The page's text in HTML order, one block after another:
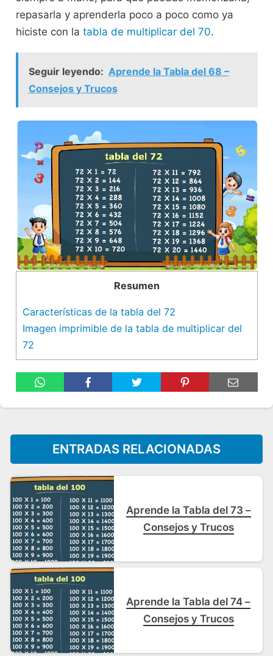
repasarla y aprenderla poco a poco como ya
hiciste con la tabla de multiplicar del 70.
Seguir leyendo: Aprende la Tabla del 68 –
Consejos y Trucos
Resumen
Características de la tabla del 72
Imagen imprimible de la tabla de multiplicar del
72
ENTRADAS RELACIONADAS
Aprende la Tabla del 73 –
Consejos y Trucos
Aprende la Tabla del 74 –
Consejos y Trucos